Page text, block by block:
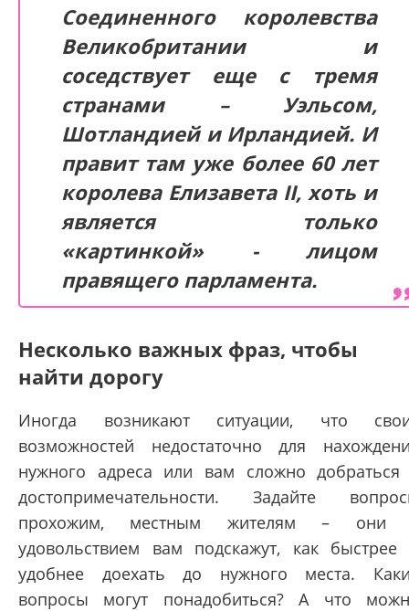
Соединенного королевства
Великобритании и
соседствует еще с тремя
странами – Уэльсом,
Шотландией и Ирландией. И
правит там уже более 60 лет
королева Елизавета II, хоть и
является только
«картинкой» - лицом
правящего парламента.
Несколько важных фраз, чтобы
найти дорогу
Иногда возникают ситуации, что
возможностей недостаточно для
нужного адреса или вам сложно добраться
достопримечательности. Задайте
прохожим, местным жителям – они
удовольствием вам подскажут, как быстрее
удобнее доехать до нужного места.
вопросы могут понадобиться? А что